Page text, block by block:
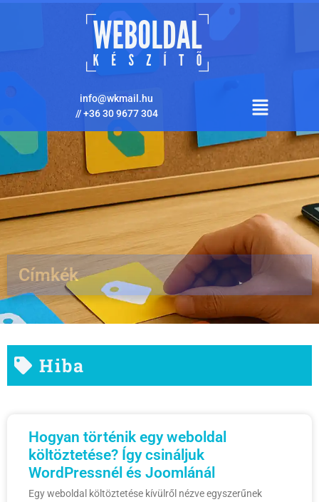
info@wkmail.hu
//+36 30 9677 304
Címkék
Hiba
Hogyan történik egy weboldal
költöztetése? Így csináljuk
WordPressnél és Joomlánál
Egy weboldal költöztetése kívülről nézve egyszerűnek